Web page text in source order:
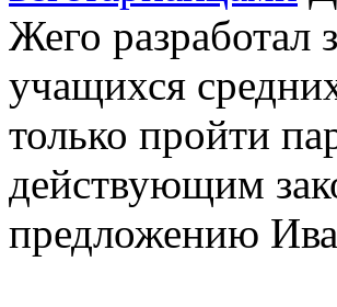
Жего разработал
учащихся
только пройти
действующим
предложению